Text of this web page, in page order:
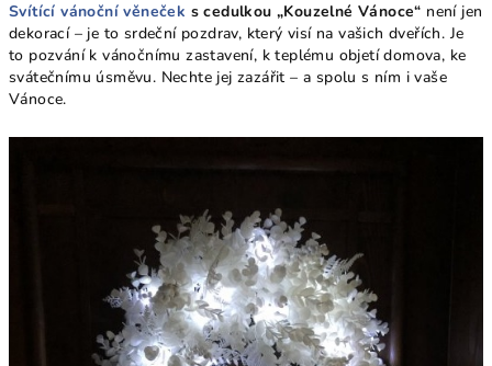
Svítící vánoční věneček s cedulkou „Kouzelné Vánoce“ není jen
dekorací – je to srdeční pozdrav, který visí na vašich dveřích. Je
to pozvání k vánočnímu zastavení, k teplému objetí domova, ke
svátečnímu úsměvu. Nechte jej zazářit – a spolu s ním i vaše
Vánoce.